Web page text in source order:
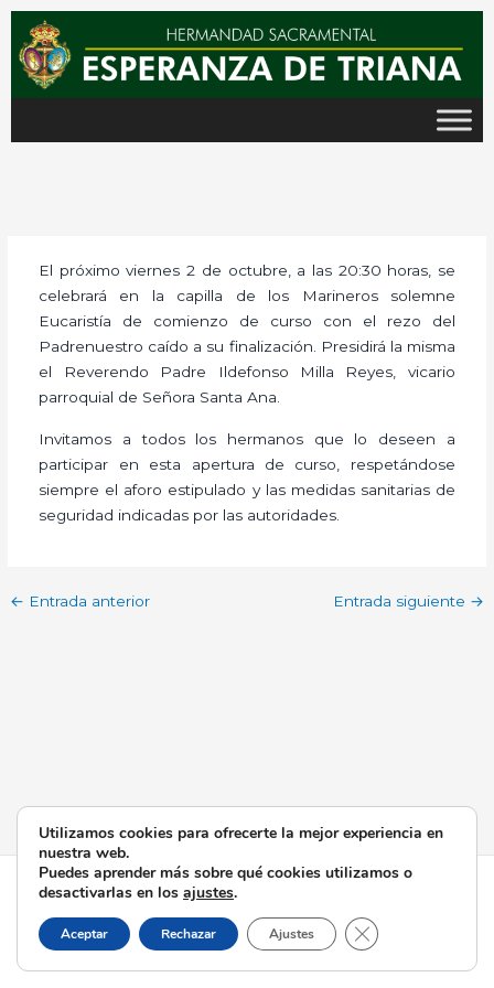
contenido
El próximo viernes 2 de octubre, a las 20:30 horas, se
celebrará en la capilla de los Marineros solemne
Eucaristía de comienzo de curso con el rezo del
Padrenuestro caído a su finalización. Presidirá la misma
el Reverendo Padre Ildefonso Milla Reyes, vicario
parroquial de Señora Santa Ana.
Invitamos a todos los hermanos que lo deseen a
participar en esta apertura de curso, respetándose
siempre el aforo estipulado y las medidas sanitarias de
seguridad indicadas por las autoridades.
← Entrada anterior Entrada siguiente →
Todos los derechos © 2026 Esperanza de Triana | Funciona
gracias aTema Astra para WordPress
Utilizamos cookies para ofrecerte la mejor experiencia en
nuestra web.
Puedes aprender más sobre qué cookies utilizamos o
desactivarlas en los ajustes.
Aceptar Rechazar Ajustes Cerrar el banner